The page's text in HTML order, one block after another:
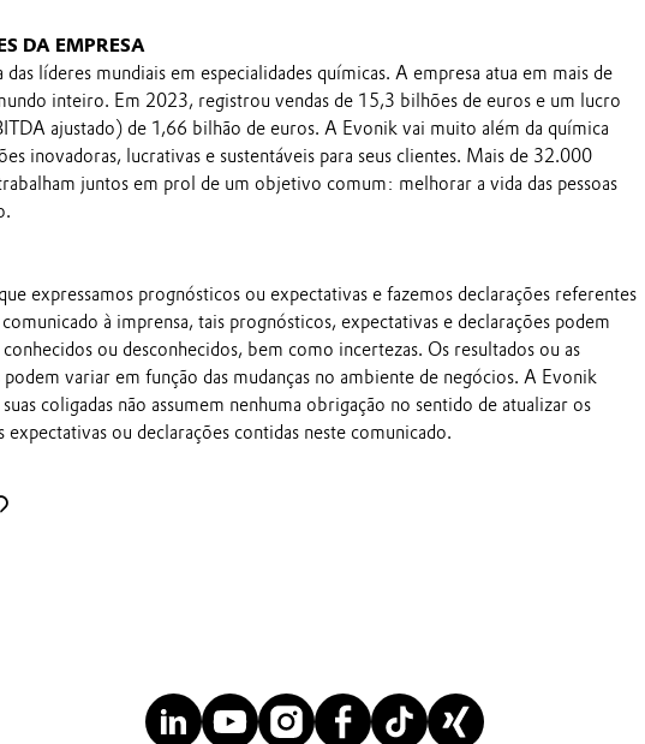
DA EMPRESA
líderes mundiais em especialidades químicas. A empresa atua em mais de
inteiro. Em 2023, registrou vendas de 15,3 bilhões de euros e um lucro
ajustado) de 1,66 bilhão de euros. A Evonik vai muito além da química
inovadoras, lucrativas e sustentáveis para seus clientes. Mais de 32.000
juntos em prol de um objetivo comum: melhorar a vida das pessoas
expressamos prognósticos ou expectativas e fazemos declarações referentes
à imprensa, tais prognósticos, expectativas e declarações podem
ou desconhecidos, bem como incertezas. Os resultados ou as
variar em função das mudanças no ambiente de negócios. A Evonik
suas coligadas não assumem nenhuma obrigação no sentido de atualizar os
expectativas ou declarações contidas neste comunicado.